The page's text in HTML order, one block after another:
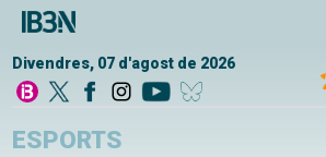
Divendres, 07 d'agost de 2026
ESPORTS